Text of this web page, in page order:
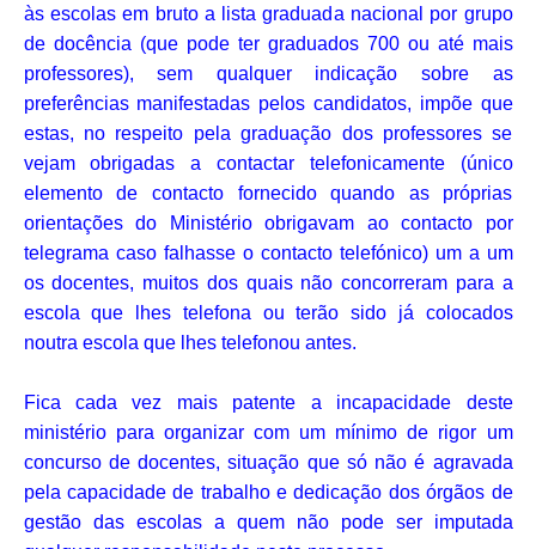
às escolas em bruto a lista graduada nacional por grupo
de docência (que pode ter graduados 700 ou até mais
professores), sem qualquer indicação sobre as
preferências manifestadas pelos candidatos, impõe que
estas, no respeito pela graduação dos professores se
vejam obrigadas a contactar telefonicamente (único
elemento de contacto fornecido quando as próprias
orientações do Ministério obrigavam ao contacto por
telegrama caso falhasse o contacto telefónico) um a um
os docentes, muitos dos quais não concorreram para a
escola que lhes telefona ou terão sido já colocados
noutra escola que lhes telefonou antes.
Fica cada vez mais patente a incapacidade deste
ministério para organizar com um mínimo de rigor um
concurso de docentes, situação que só não é agravada
pela capacidade de trabalho e dedicação dos órgãos de
gestão das escolas a quem não pode ser imputada